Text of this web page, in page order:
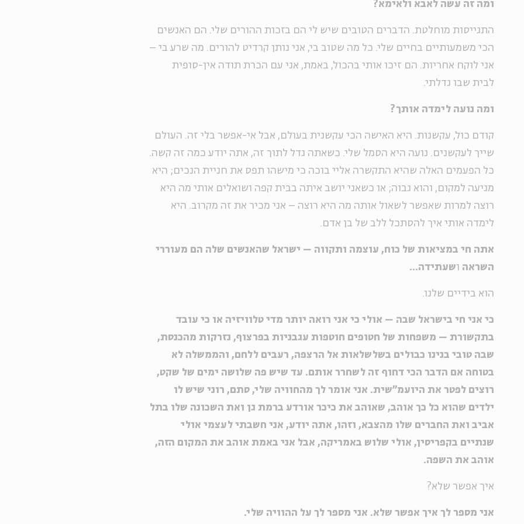
ומה זה עשה לאבא ולאימא?
התגייסות מוחלטת. הדברים הטובים שיש לי הם בזכות ההורים שלי. הם האנשים
הכי משמעותיים בחיים שלי. כל מה שטוב בי, אני נותן קרדיט להורים. מה שרע בי –
אני לוקח אחריות. הם זיכו אותי בהכול, באמת, אני עם הכרת תודה אין-סופית
לבית שבו גדלתי.
ומה נועה לימדה אותך?
קודם כול, עקשנות. היא האישה הכי עקשנית בעולם, אבל אי-אפשר בלי זה. העולם
שייך לעקשנים. נועה היא הסמל שלי. כשאתה גדל לתוך זה, אתה יודע כמה זה קשה.
כל הפעמים האלה שהיא התקשרה אליי בוכה כי מישהו תפס את חניית הנכים; היא
מגיעה למקום, והוא גבוה; או כשאני יושב איתה בבית קפה ושואלים אותי מה היא
רוצה למרות שאפשר לשאול אותה מה היא רוצה – אני מכיר את זה מקרוב. היא
לימדה אותי איך להסתכל ללב של בן אדם.
אתה חי במציאות של כוח, עוצמה ותקווה – ישראל שהאנשים שלה הם מעוררי
השראה ושעתידה...
הוא בידיים שלנו.
כי אני חי בישראל שבה – אולי כי אני רואה יותר מדי טלוויזיה או כי עובד
בתקשורת – משפחות של חטופים חוטפות עגבניות בפרצוף, נזרקות מהכנסת,
שבה טובי בנינו כבולים בשלשלאות אל הרצפה, רעבים ללחם, והממשלה לא
בטוחה אם הדבר הכי דחוף זה לשחרר אותם. עד שיש פה שלושה ימים של שקט,
רוצים לפטר את היועמ''שית. אני אומר לך מהחוויה שלי, סתם, רוני שיש לו
ילדים שהוא כל כך אוהב, שאוהב את כיכר אורדע ברמת גן ואת השכונה שלו בתל
אביב ואת החברים שלו מהצבא, וזהו, אתה יודע, אני חשבתי לעצמי אולי
שנתיים בקפריסין, אולי שלוש באמריקה, אבל אני באמת אוהב את המקום הזה,
אוהב את השפה.
איך אפשר שלא?
אני מספר לך איך אפשר שלא. אני מספר לך על ההוויה שלי.